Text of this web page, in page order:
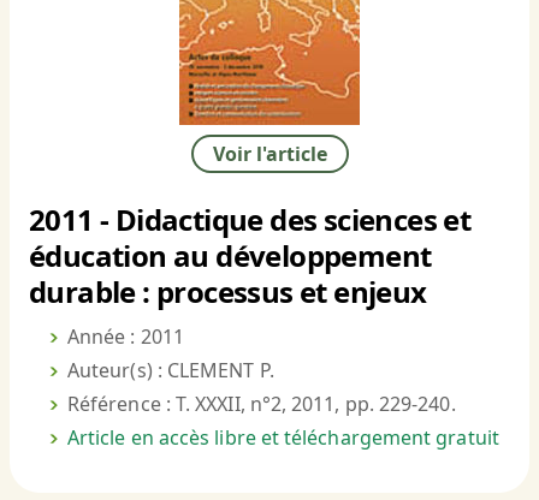
Voir l'article
2011 - Didactique des sciences et
éducation au développement
durable : processus et enjeux
Année : 2011
Auteur(s) : CLEMENT P.
Référence : T. XXXII, n°2, 2011, pp. 229-240.
Article en accès libre et téléchargement gratuit